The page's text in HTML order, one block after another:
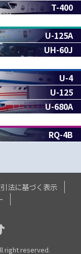
T-400
U-125A
UH-60J
U-4
U-125
U-680A
RQ-4B
法に基づく表示
right reserved.